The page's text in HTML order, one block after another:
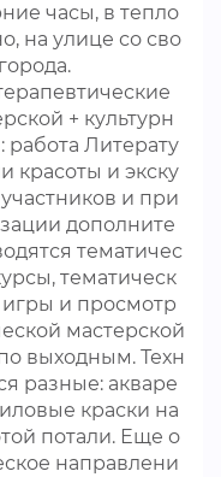
часы, в тепло
на улице со сво
+ культурн
работа Литерату
красоты и экску
и при
дополните
тематичес
тематическ
игры и просмотр
мастерской
выходным. Техн
разные: акваре
краски на
потали. Еще о
направлени